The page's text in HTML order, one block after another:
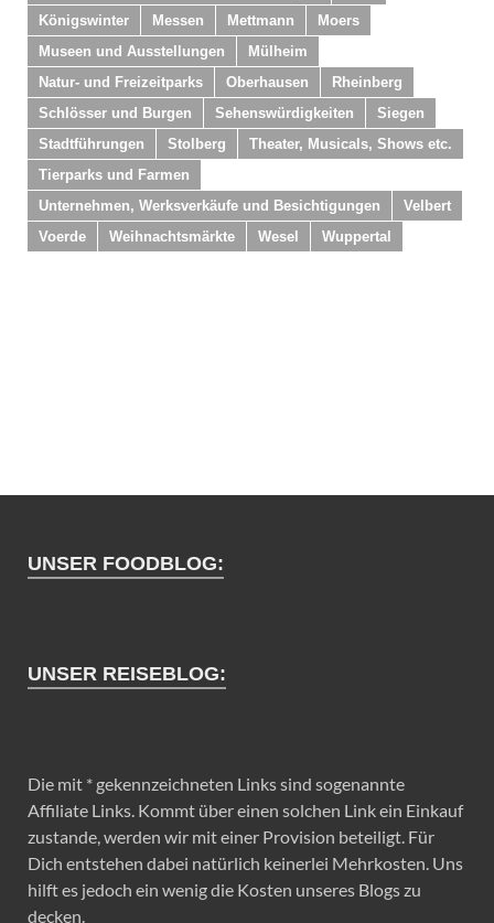
Königswinter
Messen Mettmann
Moers
Museen und Ausstellungen
Mülheim
Natur- und Freizeitparks
Oberhausen
Rheinberg
Schlösser und Burgen
Sehenswürdigkeiten
Siegen
Stadtführungen
Stolberg
Theater, Musicals, Shows etc.
Tierparks und Farmen
Unternehmen, Werksverkäufe und Besichtigungen
Velbert
Voerde
Weihnachtsmärkte Wesel Wuppertal
UNSER FOODBLOG:
UNSER REISEBLOG:
Die mit * gekennzeichneten Links sind sogenannte
Affiliate Links. Kommt über einen solchen Link ein Einkauf
zustande, werden wir mit einer Provision beteiligt. Für
Dich entstehen dabei natürlich keinerlei Mehrkosten. Uns
hilft es jedoch ein wenig die Kosten unseres Blogs zu
decken.